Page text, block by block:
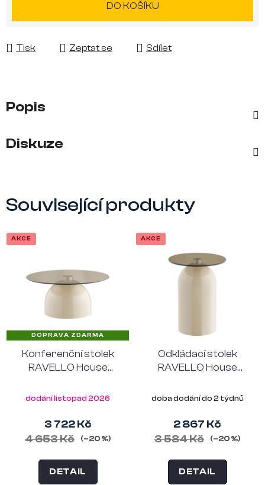
DO KOŠÍKU
Tisk Zeptat se Sdílet
Popis
Diskuze
Související produkty
AKCE
DOPRAVA ZDARMA
Konferenční stolek
RAVELLO House
sklo, šedobéžový
dodání listopad 2026
3 722 Kč
4 653 Kč
(–20 %)
DETAIL
AKCE
Odkládací stolek
RAVELLO House
sklo, šedobéžový
doba dodání do 2 týdnů
2 867 Kč
3 584 Kč
(–20 %)
DETAIL